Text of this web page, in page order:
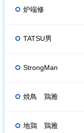
炉端修
TATSU男
StrongMan
焼鳥 鶏雅
地鶏 鶏雅